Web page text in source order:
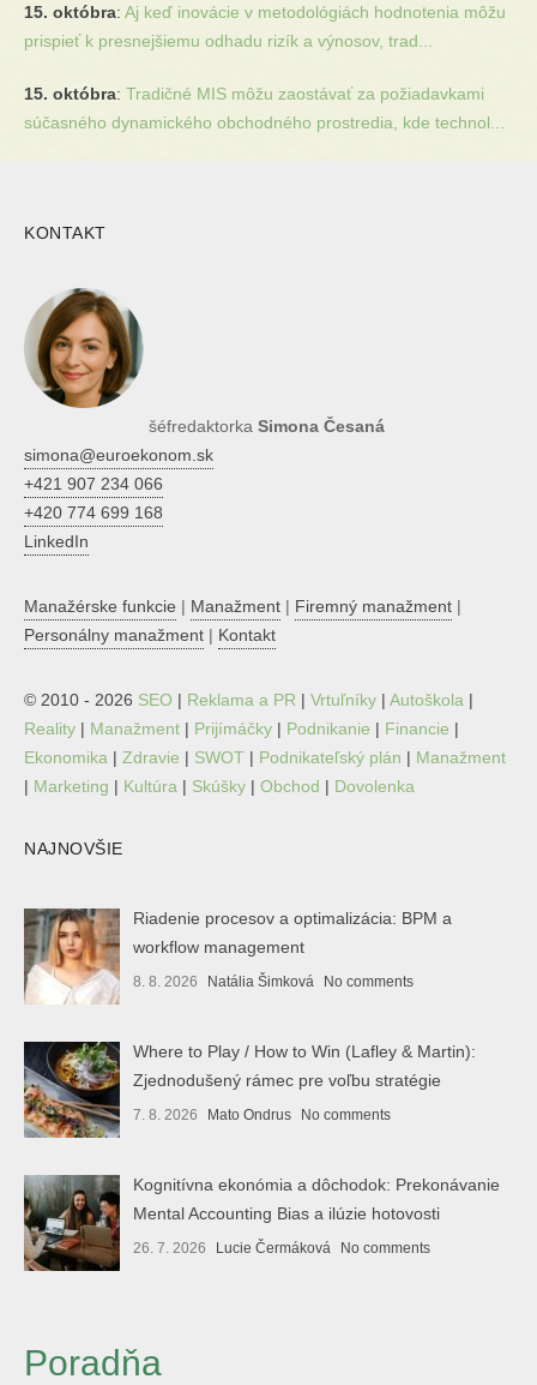
15. októbra: Aj keď inovácie v metodológiách hodnotenia môžu
prispieť k presnejšiemu odhadu rizík a výnosov, trad...
15. októbra: Tradičné MIS môžu zaostávať za požiadavkami
súčasného dynamického obchodného prostredia, kde technol...
KONTAKT
šéfredaktorka Simona Česaná
simona@euroekonom.sk
+421 907 234 066
+420 774 699 168
LinkedIn
Manažérske funkcie | Manažment | Firemný manažment |
Personálny manažment | Kontakt
© 2010 - 2026 SEO | Reklama a PR | Vrtuľníky | Autoškola |
Reality | Manažment | Prijímáčky | Podnikanie | Financie |
Ekonomika | Zdravie | SWOT | Podnikateľský plán | Manažment
| Marketing | Kultúra | Skúšky | Obchod | Dovolenka
NAJNOVŠIE
Riadenie procesov a optimalizácia: BPM a
workflow management
8. 8. 2026 Natália Šimková No comments
Where to Play / How to Win (Lafley & Martin):
Zjednodušený rámec pre voľbu stratégie
7. 8. 2026 Mato Ondrus No comments
Kognitívna ekonómia a dôchodok: Prekonávanie
Mental Accounting Bias a ilúzie hotovosti
26. 7. 2026 Lucie Čermáková No comments
Poradňa